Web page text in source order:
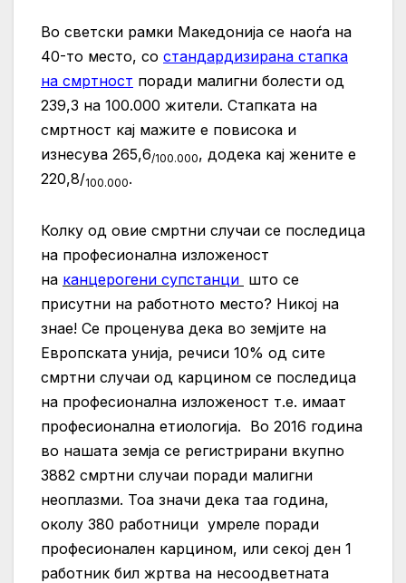
Во светски рамки Македонија се наоѓа на
40-то место, со стандардизирана стапка
на смртност поради малигни болести од
239,3 на 100.000 жители. Стапката на
смртност кај мажите е повисока и
изнесува 265,6/100.000, додека кај жените е
220,8/100.000.
Колку од овие смртни случаи се последица
на професионална изложеност
на канцерогени супстанци што се
присутни на работното место? Никој на
знае! Се проценува дека во земјите на
Европската унија, речиси 10% од сите
смртни случаи од карцином се последица
на професионална изложеност т.е. имаат
професионална етиологија. Во 2016 година
во нашата земја се регистрирани вкупно
3882 смртни случаи поради малигни
неоплазми. Тоа значи дека таа година,
околу 380 работници умреле поради
професионален карцином, или секој ден 1
работник бил жртва на несоодветната